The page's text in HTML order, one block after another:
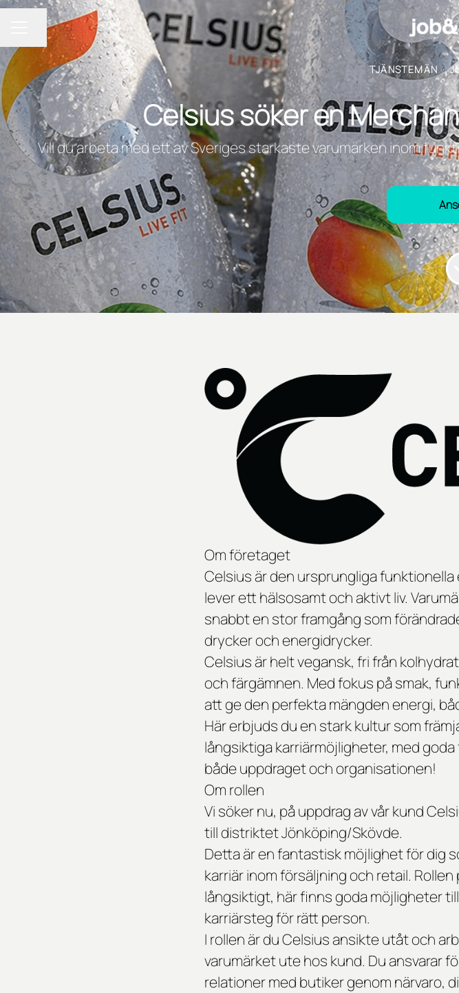
KARRIÄRMENY
Dela sidan
TJÄNSTEMÄN ·
Celsius söker en
Vill du arbeta med ett av Sveriges starkaste varumärken inom
Om företaget
Celsius är den ursprungliga
lever ett hälsosamt och aktivt liv.
snabbt en stor framgång som
drycker och energidrycker.
Celsius är helt vegansk, fri från
och färgämnen. Med fokus på smak,
att ge den perfekta mängden energi,
Här erbjuds du en stark kultur som
långsiktiga karriärmöjligheter, med
både uppdraget och organisationen!
Om rollen
Vi söker nu, på uppdrag av vår kund
till distriktet Jönköping/Skövde.
Detta är en fantastisk möjlighet för dig
karriär inom försäljning och retail.
långsiktigt, här finns goda möjligheter
karriärsteg för rätt person.
I rollen är du Celsius ansikte utåt och
varumärket ute hos kund. Du ansvarar
relationer med butiker genom närvaro,